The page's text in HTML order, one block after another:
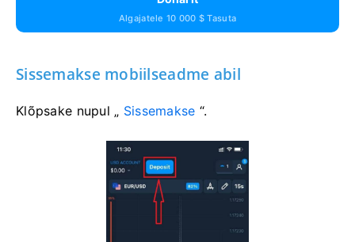
Algajatele 10 000 $ Tasuta
Sissemakse mobiilseadme abil
Klõpsake nupul „ Sissemakse “.